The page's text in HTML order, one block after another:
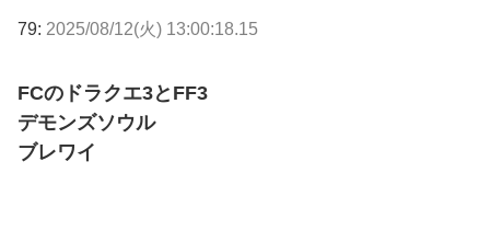
79: 2025/08/12(火) 13:00:18.15
FCのドラクエ3とFF3
デモンズソウル
ブレワイ